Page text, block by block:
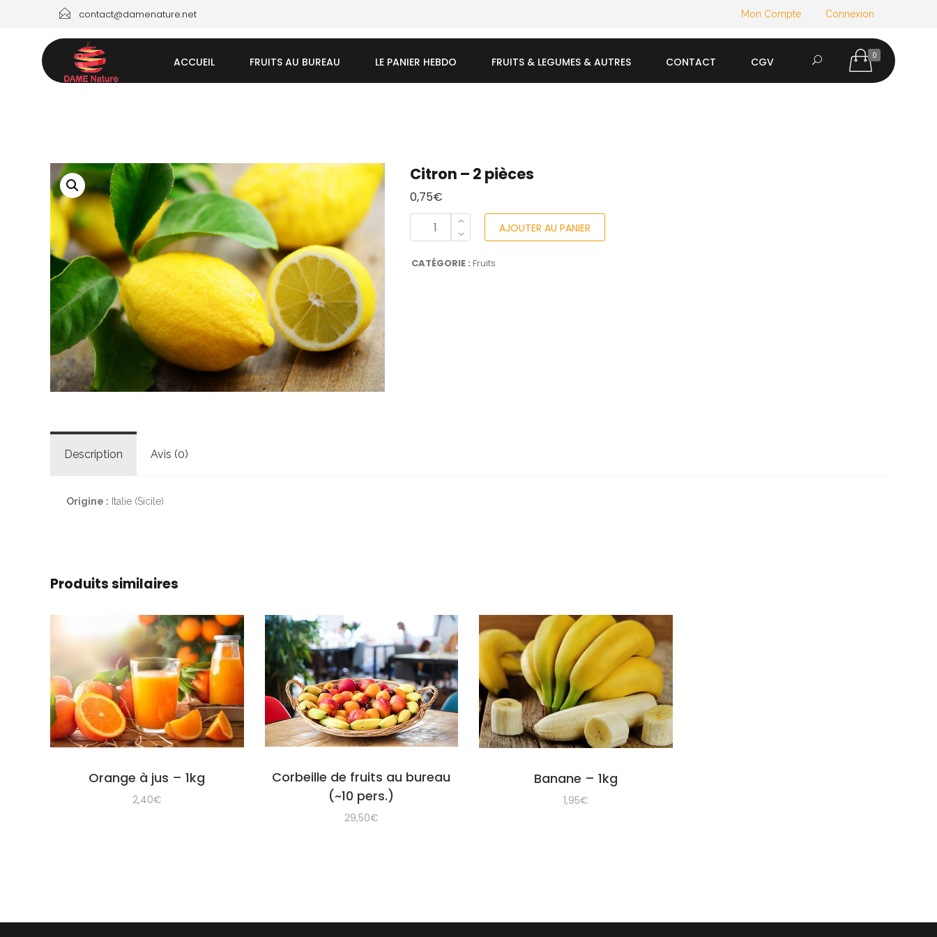
contact@damenature.net Mon Compte Connexion
0
ACCUEIL FRUITS AU BUREAU LE PANIER HEBDO FRUITS & LEGUMES & AUTRES CONTACT CGV
Citron – 2 pièces
0,75€
AJOUTER AU PANIER
CATÉGORIE : Fruits
Description Avis (0)
Origine : Italie (Sicile)
Produits similaires
Orange à jus – 1kg
2,40€
Corbeille de fruits au bureau
(~10 pers.)
29,50€
Banane – 1kg
1,95€